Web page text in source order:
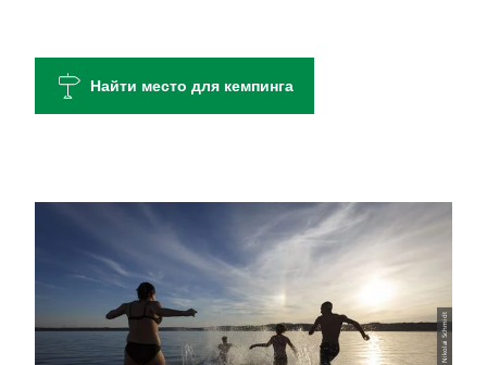
Найти место для кемпинга
© Nikolai Schmidt